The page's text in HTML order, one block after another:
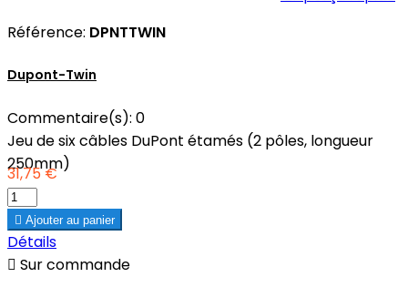
Référence: DPNTTWIN
Dupont-Twin
Commentaire(s): 0
Jeu de six câbles DuPont étamés (2 pôles, longueur
250mm)
31,75 €
 Ajouter au panier
Détails
 Sur commande